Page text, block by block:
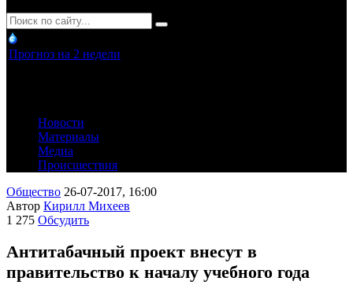
Прогноз на 2 недели
Новости
Материалы
Медиа
Происшествия
Общество 26-07-2017, 16:00
Автор Кирилл Михеев
1 275 Обсудить
Антитабачный проект внесут в
правительство к началу учебного года